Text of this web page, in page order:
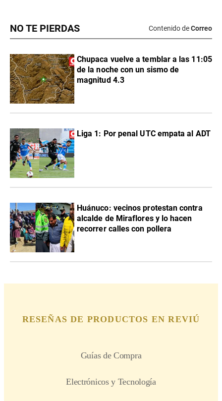
NO TE PIERDAS Contenido deCorreo
Chupaca vuelve a temblar a las 11:05
de la noche con un sismo de
magnitud 4.3
Liga 1: Por penal UTC empata al ADT
Huánuco: vecinos protestan contra
alcalde de Miraflores y lo hacen
recorrer calles con pollera